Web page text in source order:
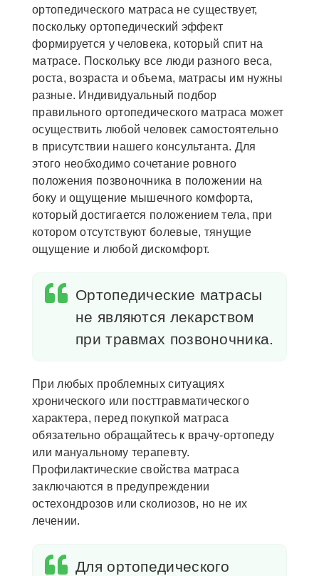
ортопедического матраса не существует,
поскольку ортопедический эффект
формируется у человека, который спит на
матрасе. Поскольку все люди разного веса,
роста, возраста и объема, матрасы им нужны
разные. Индивидуальный подбор
правильного ортопедического матраса может
осуществить любой человек самостоятельно
в присутствии нашего консультанта. Для
этого необходимо сочетание ровного
положения позвоночника в положении на
боку и ощущение мышечного комфорта,
который достигается положением тела, при
котором отсутствуют болевые, тянущие
ощущение и любой дискомфорт.
Ортопедические матрасы
не являются лекарством
при травмах позвоночника.
При любых проблемных ситуациях
хронического или посттравматического
характера, перед покупкой матраса
обязательно обращайтесь к врачу-ортопеду
или мануальному терапевту.
Профилактические свойства матраса
заключаются в предупреждении
остехондрозов или сколиозов, но не их
лечении.
Для ортопедического